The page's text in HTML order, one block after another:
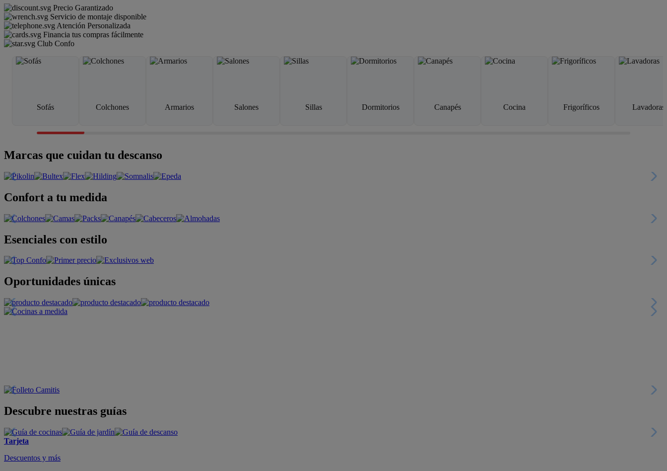
Precio Garantizado
Servicio de montaje disponible
Atención Personalizada
Financia tus compras fácilmente
Club Confo
Sofás Colchones Armarios Salones Sillas Dormitorios Canapés Cocina Frigoríficos Lavadoras
Marcas que cuidan tu descanso
Confort a tu medida
Esenciales con estilo
Oportunidades únicas
Descubre nuestras guías
Tarjeta
Descuentos y más